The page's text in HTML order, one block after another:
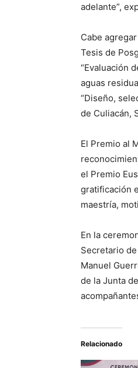
adelante”,
Cabe
Tesis de
“Evaluación
aguas
“Diseño,
de Culiacán,
El Premio al
el Premio
gratificación
maestría,
En la
Secretario
Manuel
de la Junta
Relacionado